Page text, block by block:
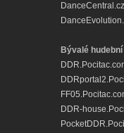
DanceCentral.cz
Bývalé
DDR-